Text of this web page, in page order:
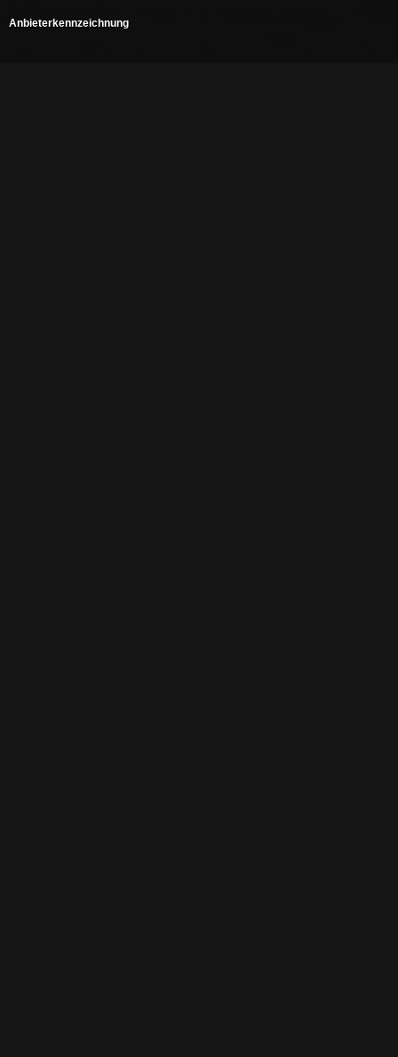
Anbieterkennzeichnung